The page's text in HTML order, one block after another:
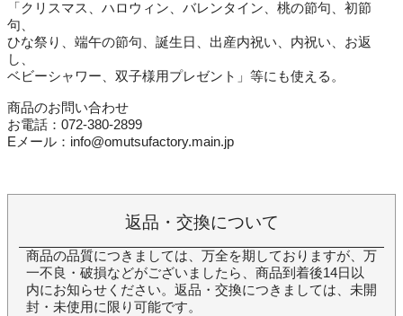
「クリスマス、ハロウィン、バレンタイン、桃の節句、初節
句、
ひな祭り、端午の節句、誕生日、出産内祝い、内祝い、お返
し、
ベビーシャワー、双子様用プレゼント」等にも使える。
商品のお問い合わせ
お電話：072-380-2899
Eメール：info@omutsufactory.main.jp
返品・交換について
商品の品質につきましては、万全を期しておりますが、万
一不良・破損などがございましたら、商品到着後14日以
内にお知らせください。返品・交換につきましては、未開
封・未使用に限り可能です。